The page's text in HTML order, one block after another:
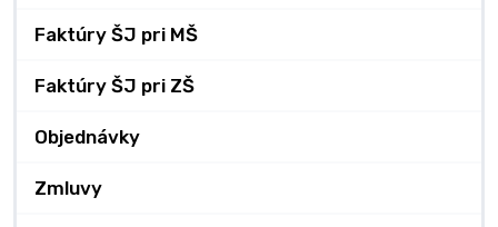
Faktúry ŠJ pri MŠ
Faktúry ŠJ pri ZŠ
Objednávky
Zmluvy